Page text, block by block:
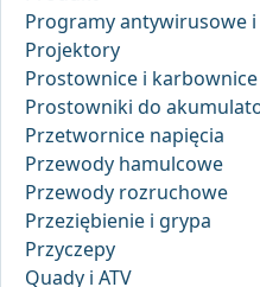
Programy antywirusowe i
Projektory
Prostownice i karbownice
Prostowniki do
Przetwornice napięcia
Przewody hamulcowe
Przewody rozruchowe
Przeziębienie i grypa
Przyczepy
Quady i ATV